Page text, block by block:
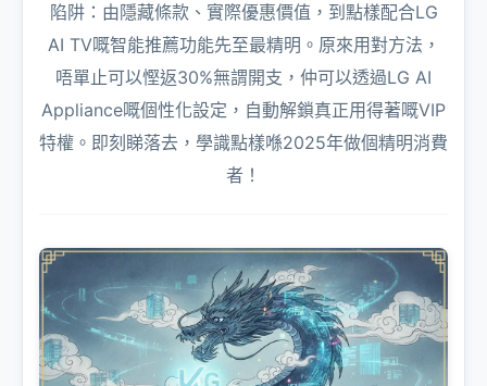
陷阱：由隱藏條款、實際優惠價值，到點樣配合LG
AI TV嘅智能推薦功能先至最精明。原來用對方法，
唔單止可以慳返30%無謂開支，仲可以透過LG AI
Appliance嘅個性化設定，自動解鎖真正用得著嘅VIP
特權。即刻睇落去，學識點樣喺2025年做個精明消費
者！